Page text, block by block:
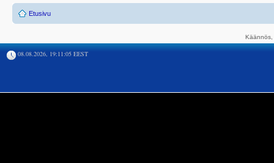
Etusivu
08.08.2026, 19:11:05 EEST